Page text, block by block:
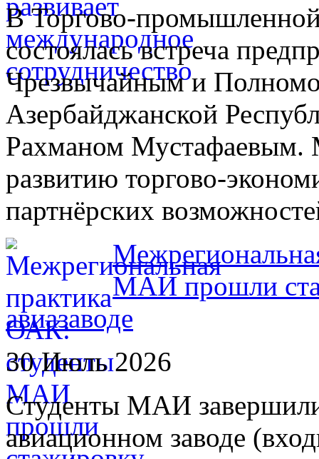
В Торгово-
состоялась встреча
Чрезвычайным и
Азербайджанской
Рахманом Мустафаевым.
развитию торгово-
партнёрских
МАИ прошли
авиазаводе
30 Июль 2026
Студенты МАИ
авиационном заводе